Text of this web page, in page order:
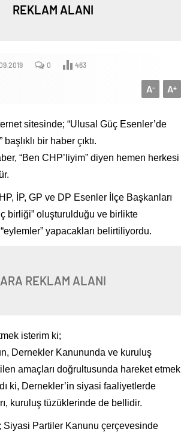
REKLAM ALANI
0 463
A+
A-
sitesinde; “Ulusal Güç Esenler’de
bir haber çıktı.
“Ben CHP’liyim” diyen hemen herkesi
İP, GP ve DP Esenler İlçe Başkanları
birliği” oluşturulduğu ve birlikte
yapacakları belirtiliyordu.
ARA REKLAM ALANI
isterim ki;
Dernekler Kanununda ve kuruluş
amaçları doğrultusunda hareket etmek
ki, Dernekler’in siyasi faaliyetlerde
kuruluş tüzüklerinde de bellidir.
Siyasi Partiler Kanunu çerçevesinde